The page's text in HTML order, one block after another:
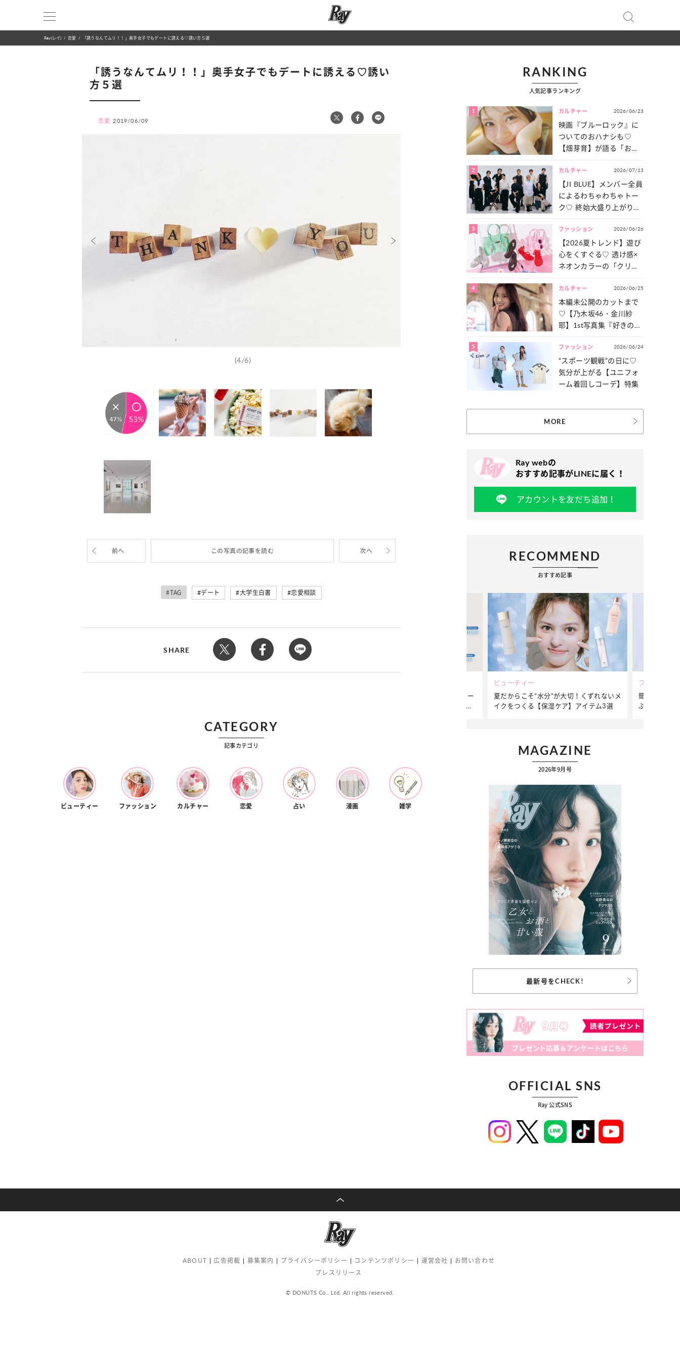
Ray(レイ) 恋愛 「誘うなんてムリ！！」奥手女子でもデートに誘える♡誘い方５選
「誘うなんてムリ！！」奥手女子でもデートに誘える♡誘い
方５選
恋愛 2019/06/09
(4/6)
前へ この写真の記事を読む 次へ
#TAG デート 大学生白書 恋愛相談
SHARE
RANKING
人気記事ランキング
1 カルチャー 2026/06/23
映画『ブルーロック』に
ついてのおハナシも♡
【畑芽育】が語る「お仕
は？
2 カルチャー 2026/07/13
【JI BLUE】メンバー全員
によるわちゃわちゃトー
ク♡ 終始大盛り上がりだ
一気見せ！
3 ファッション 2026/06/26
【2026夏トレンド】遊び
心をくすぐる♡ 透け感×
ネオンカラーの「クリア
4 カルチャー 2026/06/25
本編未公開のカットまで
♡【乃木坂46・金川紗
耶】1st写真集『好きのグ
たっぷりとお届け！
5 ファッション 2026/06/24
“スポーツ観戦”の日に♡
気分が上がる【ユニフォ
ーム着回しコーデ】特集
MORE
Ray webの
おすすめ記事がLINEに届く！
アカウントを友だち追加！
RECOMMEND
おすすめ記事
【Dリーグ】Ray世代注目のプロダンサー
集団♡ 各チームを彩る「イケメンダンサ
ビューティー
夏だからこそ“水分”が大切！くずれないメ
イクをつくる【保湿ケア】アイテム3選
ファッション
簡単アレン
ぷりの【そ
MAGAZINE
2026年9月号
最新号をCHECK!
OFFICIAL SNS
Ray 公式SNS
CATEGORY
記事カテゴリ
ビューティー ファッション カルチャー 恋愛 占い 漫画 雑学
ABOUT 広告掲載 募集案内 プライバシーポリシー コンテンツポリシー 運営会社
お問い合わせ
プレスリリース
© DONUTS Co., Ltd. All rights reserved.